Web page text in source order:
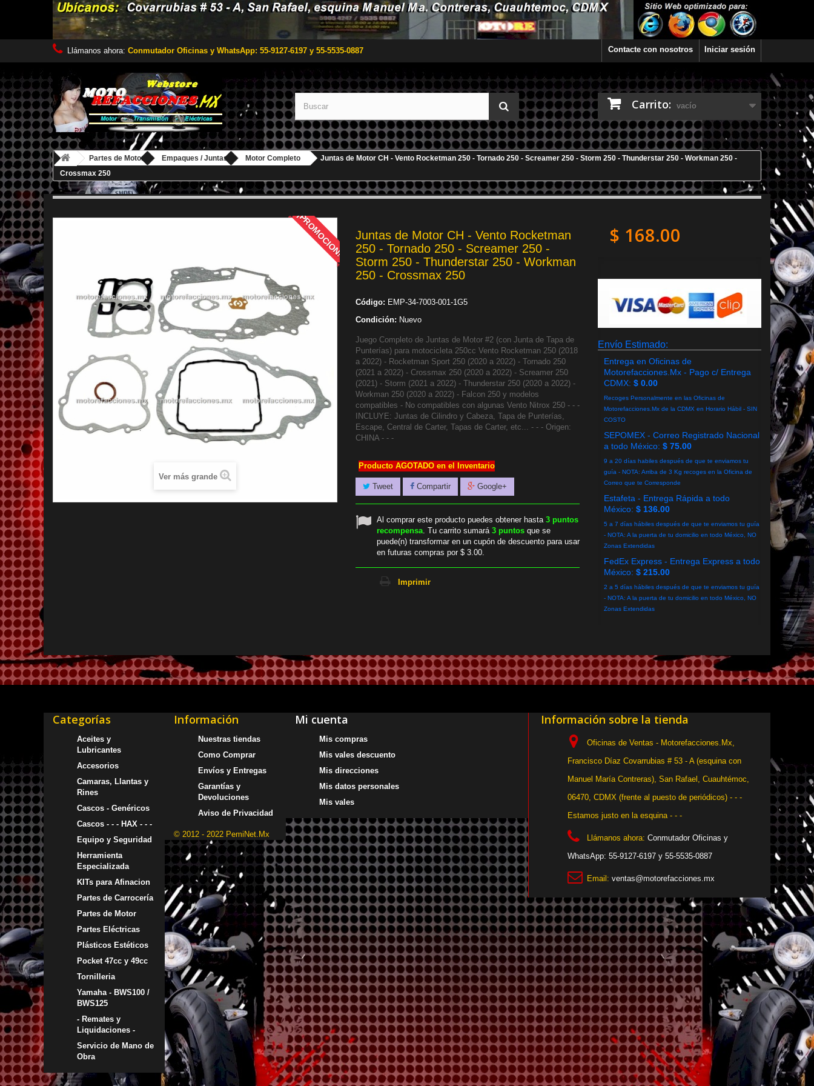
Iniciar sesión
Contacte con nosotros
Llámanos ahora: Conmutador Oficinas y WhatsApp: 55-9127-6197 y 55-5535-0887
Carrito: vacío
Partes de Motor Empaques / Juntas Motor Completo
Juntas de Motor CH - Vento Rocketman 250 - Tornado 250 - Screamer 250 - Storm 250 - Thunderstar 250 - Workman 250 -
Crossmax 250
¡PROMOCION!
Ver más grande
Juntas de Motor CH - Vento Rocketman
250 - Tornado 250 - Screamer 250 -
Storm 250 - Thunderstar 250 - Workman
250 - Crossmax 250
Código: EMP-34-7003-001-1G5
Condición: Nuevo
Juego Completo de Juntas de Motor #2 (con Junta de Tapa de
Punterías) para motocicleta 250cc Vento Rocketman 250 (2018
a 2022) - Rocketman Sport 250 (2020 a 2022) - Tornado 250
(2021 a 2022) - Crossmax 250 (2020 a 2022) - Screamer 250
(2021) - Storm (2021 a 2022) - Thunderstar 250 (2020 a 2022) -
Workman 250 (2020 a 2022) - Falcon 250 y modelos
compatibles - No compatibles con algunas Vento Nitrox 250 - - -
INCLUYE: Juntas de Cilindro y Cabeza, Tapa de Punterías,
Escape, Central de Carter, Tapas de Carter, etc... - - - Origen:
CHINA - - -
Producto AGOTADO en el Inventario
Tweet Compartir Google+
Al comprar este producto puedes obtener hasta 3 puntos
recompensa. Tu carrito sumará 3 puntos que se
puede(n) transformar en un cupón de descuento para usar
en futuras compras por $ 3.00.
Imprimir
$ 168.00
Envío Estimado:
Entrega en Oficinas de
Motorefacciones.Mx - Pago c/ Entrega
CDMX: $ 0.00
Recoges Personalmente en las Oficinas de
Motorefacciones.Mx de la CDMX en Horario Hábil - SIN
COSTO
SEPOMEX - Correo Registrado Nacional
a todo México: $ 75.00
9 a 20 días habiles después de que te enviamos tu
guía - NOTA: Arriba de 3 Kg recoges en la Oficina de
Correo que te Corresponde
Estafeta - Entrega Rápida a todo
México: $ 136.00
5 a 7 días hábiles después de que te enviamos tu guía
- NOTA: A la puerta de tu domicilio en todo México, NO
Zonas Extendidas
FedEx Express - Entrega Express a todo
México: $ 215.00
2 a 5 días hábiles después de que te enviamos tu guía
- NOTA: A la puerta de tu domicilio en todo México, NO
Zonas Extendidas
Categorías
Aceites y
Lubricantes
Accesorios
Camaras, Llantas y
Rines
Cascos - Genéricos
Cascos - - - HAX - - -
Equipo y Seguridad
Herramienta
Especializada
KITs para Afinacion
Partes de Carrocería
Partes de Motor
Partes Eléctricas
Plásticos Estéticos
Pocket 47cc y 49cc
Tornilleria
Yamaha - BWS100 /
BWS125
- Remates y
Liquidaciones -
Servicio de Mano de
Obra
Información
Nuestras tiendas
Como Comprar
Envíos y Entregas
Garantías y
Devoluciones
Aviso de Privacidad
© 2012 - 2022 PemiNet.Mx
Mi cuenta
Mis compras
Mis vales descuento
Mis direcciones
Mis datos personales
Mis vales
Información sobre la tienda
Oficinas de Ventas - Motorefacciones.Mx,
Francisco Díaz Covarrubias # 53 - A (esquina con
Manuel María Contreras), San Rafael, Cuauhtémoc,
06470, CDMX (frente al puesto de periódicos) - - -
Estamos justo en la esquina - - -
Llámanos ahora: Conmutador Oficinas y
WhatsApp: 55-9127-6197 y 55-5535-0887
Email: ventas@motorefacciones.mx